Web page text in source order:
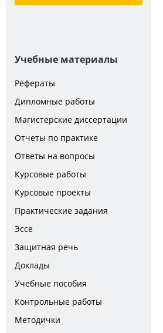
Учебные материалы
Рефераты
Дипломные работы
Магистерские диссертации
Отчеты по практике
Ответы на вопросы
Курсовые работы
Курсовые проекты
Практические задания
Эссе
Защитная речь
Доклады
Учебные пособия
Контрольные работы
Методички